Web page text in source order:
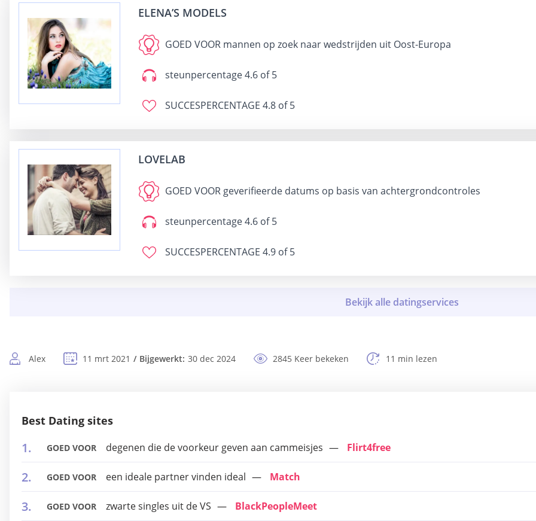
ELENA’S MODELS
GOED VOOR mannen op zoek naar wedstrijden uit Oost-Europa
steunpercentage4.6 of 5
SUCCESPERCENTAGE 4.8 of 5
LOVELAB
GOED VOOR geverifieerde datums op basis van achtergrondcontroles
steunpercentage4.6 of 5
SUCCESPERCENTAGE 4.9 of 5
Alex 11 mrt 2021 Bijgewerkt: 30 dec 2024 2845 Keer bekeken 11 min lezen
Best Dating sites
GOED VOOR degenen die de voorkeur geven aan cammeisjes Flirt4free
GOED VOOR een ideale partner vinden ideal Match
GOED VOOR zwarte singles uit de VS BlackPeopleMeet